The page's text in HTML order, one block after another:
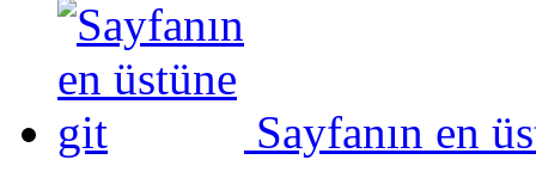
Sayfanın en